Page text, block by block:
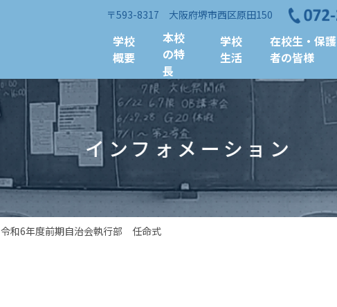
学校
概要
本校
の特
長
学校
生活
在校生・保護
者の皆様
〒593-8317 大阪府堺市西区原田150
インフォメーション
令和6年度前期自治会執行部 任命式